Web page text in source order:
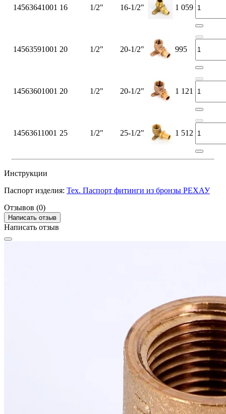
14563641001 16 1/2" 16-1/2" 1 059
14563591001 20 1/2" 20-1/2" 995
14563601001 20 1/2" 20-1/2" 1 121
14563611001 25 1/2" 25-1/2" 1 512
Инструкции
Паспорт изделия: Тех. Паспорт фитинги из бронзы РЕХАУ
Отзывов (0)
Написать отзыв
Написать отзыв